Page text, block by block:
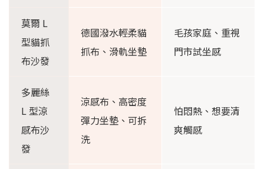
莫爾 L
型貓抓
布沙發
德國潑水輕柔貓
抓布、滑軌坐墊
毛孩家庭、重視
門市試坐感
多麗絲
L 型涼
感布沙
發
涼感布、高密度
彈力坐墊、可拆
洗
怕悶熱、想要清
爽觸感